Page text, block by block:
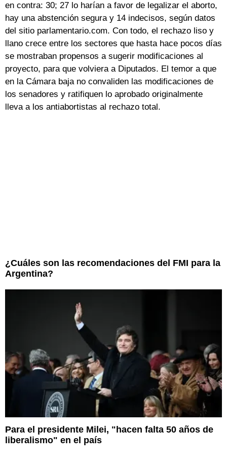
en contra: 30; 27 lo harían a favor de legalizar el aborto,
hay una abstención segura y 14 indecisos, según datos
del sitio parlamentario.com. Con todo, el rechazo liso y
llano crece entre los sectores que hasta hace pocos días
se mostraban propensos a sugerir modificaciones al
proyecto, para que volviera a Diputados. El temor a que
en la Cámara baja no convaliden las modificaciones de
los senadores y ratifiquen lo aprobado originalmente
lleva a los antiabortistas al rechazo total.
¿Cuáles son las recomendaciones del FMI para la
Argentina?
Para el presidente Milei, "hacen falta 50 años de
liberalismo" en el país